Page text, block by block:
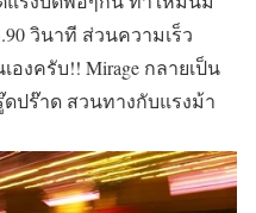
วินาที ส่วนความเร็ว
องครับ!! Mirage กลายเป็น
ดปร๊าด สวนทางกับแรงม้า